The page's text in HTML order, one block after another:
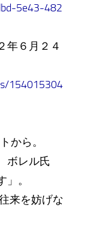
5e43-482
年６月２４
154015304
から。
ボレル氏
。
来を妨げな